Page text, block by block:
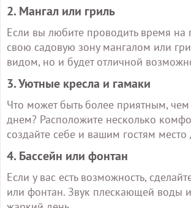
2. Мангал или гриль
Если вы любите проводить время на
свою садовую зону мангалом или
видом, но и будет отличной
3. Уютные кресла и гамаки
Что может быть более приятным,
днем? Расположите несколько
создайте себе и вашим гостям
4. Бассейн или фонтан
Если у вас есть возможность,
или фонтан. Звук плескающей воды